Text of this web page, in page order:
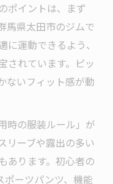
ポイントは、まず
馬県太田市のジムで
運動できるよう、
されています。ピッ
ないフィット感が動
時の服装ルール」が
リーブや露出の多い
あります。初心者の
ーツパンツ、機能